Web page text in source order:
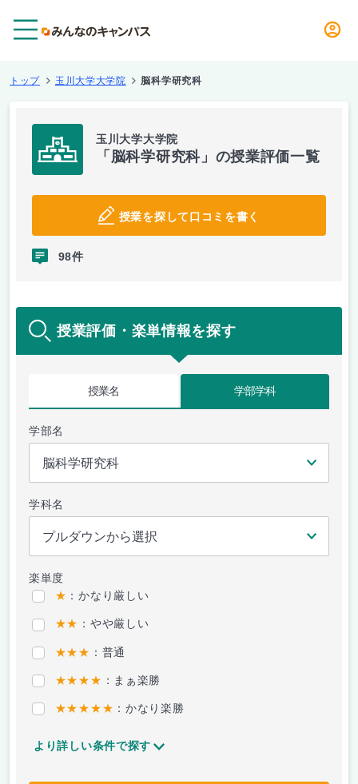
トップ 玉川大学大学院 脳科学研究科
玉川大学大学院
「脳科学研究科」の授業評価一覧
授業を探して口コミを書く
98件
授業評価・楽単情報を探す
授業名 学部学科
学部名
学科名
楽単度
★ ：かなり厳しい
★★ ：やや厳しい
★★★ ：普通
★★★★ ：まぁ楽勝
★★★★★ ：かなり楽勝
より詳しい条件で探す